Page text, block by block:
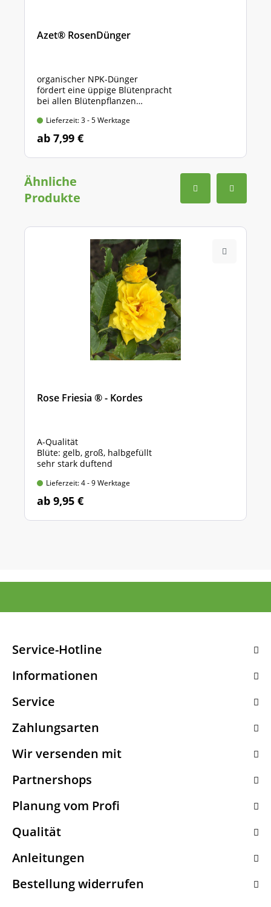
Azet® RosenDünger
organischer NPK-Dünger
fördert eine üppige Blütenpracht
bei allen Blütenpflanzen
Lieferzeit: 3 - 5 Werktage
ab 7,99 €
Ähnliche
Produkte
Rose Friesia ® - Kordes
A-Qualität
Blüte: gelb, groß, halbgefüllt
sehr stark duftend
Lieferzeit: 4 - 9 Werktage
ab 9,95 €
Service-Hotline
Informationen
Service
Zahlungsarten
Wir versenden mit
Partnershops
Planung vom Profi
Qualität
Anleitungen
Bestellung widerrufen